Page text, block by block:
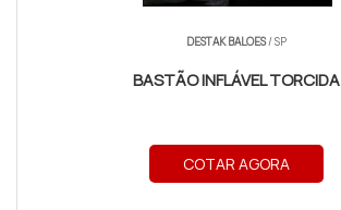
DESTAK BALOES/ SP
BASTÃO INFLÁVEL TORCIDA
COTAR AGORA